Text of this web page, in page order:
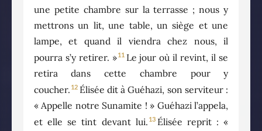
une petite chambre sur la terrasse ; nous y
mettrons un lit, une table, un siège et une
lampe, et quand il viendra chez nous, il
pourra s’y retirer. »11 Le jour où il revint, il se
retira dans cette chambre pour y
coucher. 12 Élisée dit à Guéhazi, son serviteur :
« Appelle notre Sunamite ! » Guéhazi l’appela,
et elle se tint devant lui. 13 Élisée reprit : «